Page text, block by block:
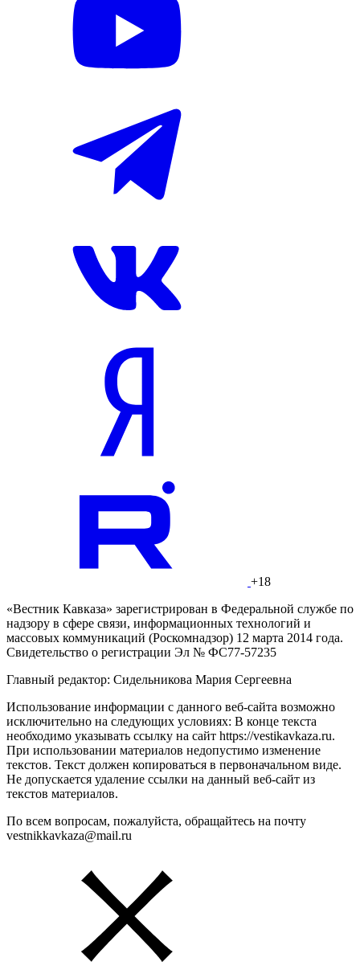
+18
«Вестник Кавказа» зарегистрирован в Федеральной службе по
надзору в сфере связи, информационных технологий и
массовых коммуникаций (Роскомнадзор) 12 марта 2014 года.
Свидетельство о регистрации Эл № ФС77-57235
Главный редактор: Сидельникова Мария Сергеевна
Использование информации с данного веб-сайта возможно
исключительно на следующих условиях: В конце текста
необходимо указывать ссылку на сайт https://vestikavkaza.ru.
При использовании материалов недопустимо изменение
текстов. Текст должен копироваться в первоначальном виде.
Не допускается удаление ссылки на данный веб-сайт из
текстов материалов.
По всем вопросам, пожалуйста, обращайтесь на почту
vestnikkavkaza@mail.ru